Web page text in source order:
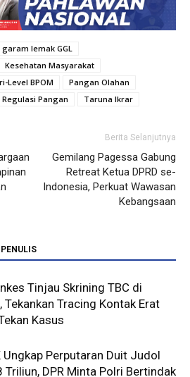
lemak GGL
Kesehatan Masyarakat
Level BPOM
Pangan Olahan
Regulasi Pangan Taruna Ikrar
Berita Selanjutnya
Gemilang Pagessa Gabung
Retreat Ketua DPRD se-
Indonesia, Perkuat Wawasan
Kebangsaan
Tinjau Skrining TBC di
Tekankan Tracing Kontak Erat
Kasus
Ungkap Perputaran Duit Judol
Triliun, DPR Minta Polri Bertindak